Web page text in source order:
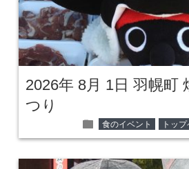
2026年 8月 1日 羽幌町
つり
folder 食のイベント トッ